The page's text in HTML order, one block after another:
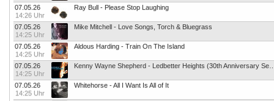
07.05.26
14:26 Uhr
Ray Bull - Please Stop Laughing
07.05.26
14:25 Uhr
Mike Mitchell - Love Songs, Torch & Bluegrass
07.05.26
14:25 Uhr
Aldous Harding - Train On The Island
07.05.26
14:25 Uhr
07.05.26
14:25 Uhr
Whitehorse - All I Want Is All of It